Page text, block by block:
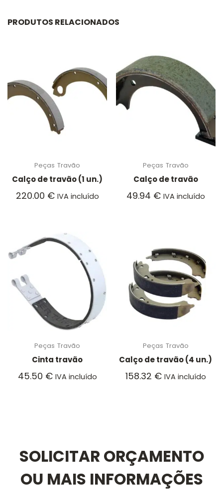
PRODUTOS RELACIONADOS
Peças Travão
Calço de travão (1 un.)
220.00 € IVA incluído
Peças Travão
Calço de travão
49.94 € IVA incluído
Peças Travão
Cinta travão
45.50 € IVA incluído
Peças Travão
Calço de travão (4 un.)
158.32 € IVA incluído
SOLICITAR ORÇAMENTO
OU MAIS INFORMAÇÕES